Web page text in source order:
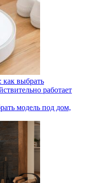
как выбрать
работает
модель под дом,